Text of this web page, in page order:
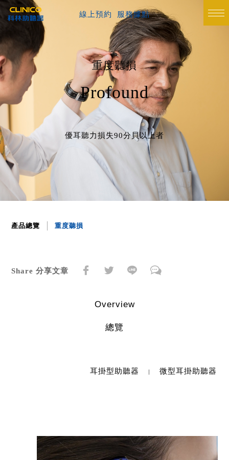
線上預約 服務據點
重度聽損
Profound
優耳聽力損失90分貝以上者
產品總覽 重度聽損
Share 分享文章
Overview
總覽
耳掛型助聽器 微型耳掛助聽器